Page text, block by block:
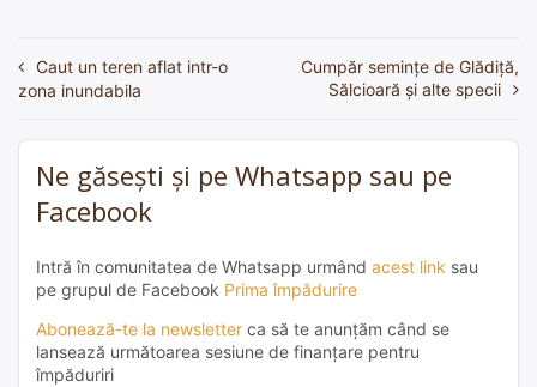
Navigare
Caut un teren aflat intr-o
zona inundabila
Cumpăr semințe de Glădiță,
Sălcioară și alte specii
Ne găsești și pe Whatsapp sau pe
Facebook
Intră în comunitatea de Whatsapp urmând acest link sau
pe grupul de Facebook Prima împădurire
Abonează-te la newsletter ca să te anunțăm când se
lansează următoarea sesiune de finanțare pentru
împăduriri